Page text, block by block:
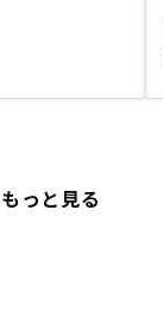
もっと見る